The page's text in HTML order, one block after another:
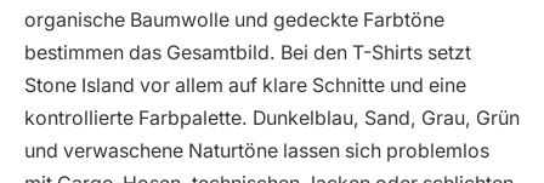
organische Baumwolle und gedeckte Farbtöne
bestimmen das Gesamtbild. Bei den T-Shirts setzt
Stone Island vor allem auf klare Schnitte und eine
kontrollierte Farbpalette. Dunkelblau, Sand, Grau, Grün
und verwaschene Naturtöne lassen sich problemlos